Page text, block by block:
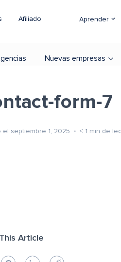
Afiliado Aprender
Nuevas empresas
form-7
el septiembre 1, 2025 < 1 min de
Article